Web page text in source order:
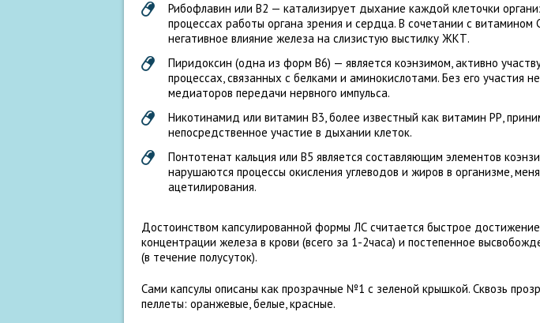
Рибофлавин или В2 — катализирует дыхание каждой клеточки
процессах работы органа зрения и сердца. В сочетании с витамином
негативное влияние железа на слизистую выстилку ЖКТ.
Пиридоксин (одна из форм В6) — является коэнзимом, активно
процессах, связанных с белками и аминокислотами. Без его участия
медиаторов передачи нервного импульса.
Никотинамид или витамин В3, более известный как витамин РР,
непосредственное участие в дыхании клеток.
Понтотенат кальция или В5 является составляющим элементов
нарушаются процессы окисления углеводов и жиров в организме,
ацетилирования.
Достоинством капсулированной формы ЛС считается быстрое
концентрации железа в крови (всего за 1-2часа) и постепенное
(в течение полусуток).
Сами капсулы описаны как прозрачные №1 с зеленой крышкой. Сквозь
пеллеты: оранжевые, белые, красные.